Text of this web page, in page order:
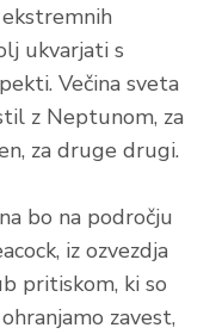
ukvarjati s
Večina sveta
z Neptunom, za
za druge drugi.
bo na področju
iz ozvezdja
pritiskom, ki so
zavest,